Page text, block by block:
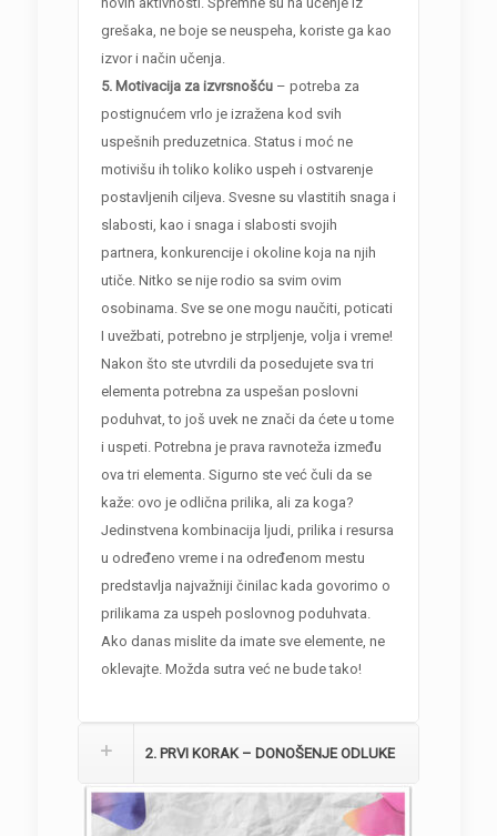
grešaka, ne boje se neuspeha, koriste ga kao
izvor i način učenja.
5. Motivacija za izvrsnošću– potreba za
postignućem vrlo je izražena kod svih
uspešnih preduzetnica. Status i moć ne
motivišu ih toliko koliko uspeh i ostvarenje
postavljenih ciljeva. Svesne su vlastitih snaga i
slabosti, kao i snaga i slabosti svojih
partnera, konkurencije i okoline koja na njih
utiče. Nitko se nije rodio sa svim ovim
osobinama. Sve se one mogu naučiti, poticati
I uvežbati, potrebno je strpljenje, volja i vreme!
Nakon što ste utvrdili da posedujete sva tri
elementa potrebna za uspešan poslovni
poduhvat, to još uvek ne znači da ćete u tome
i uspeti. Potrebna je prava ravnoteža između
ova tri elementa. Sigurno ste već čuli da se
kaže: ovo je odlična prilika, ali za koga?
Jedinstvena kombinacija ljudi, prilika i resursa
u određeno vreme i na određenom mestu
predstavlja najvažniji činilac kada govorimo o
prilikama za uspeh poslovnog poduhvata.
Ako danas mislite da imate sve elemente, ne
oklevajte. Možda sutra već ne bude tako!
2. PRVI KORAK – DONOŠENJE ODLUKE